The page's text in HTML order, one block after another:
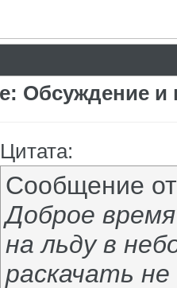
Обсуждение
Цитата:
Сообщение
Доброе
на льду в
раскачать